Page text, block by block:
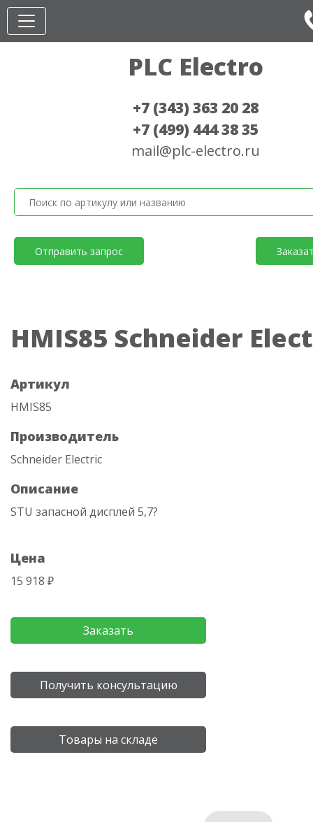
PLC Electro
+7 (343) 363 20 28
+7 (499) 444 38 35
mail@plc-electro.ru
Отправить запрос
HMIS85 Schneider
Артикул
HMIS85
Производитель
Schneider Electric
Описание
STU запасной дисплей 5,7?
Цена
15 918 ₽
Заказать
Получить консультацию
Товары на складе